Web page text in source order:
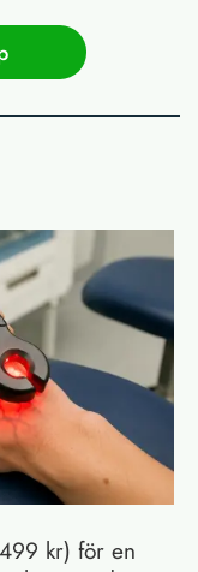
kr) för en